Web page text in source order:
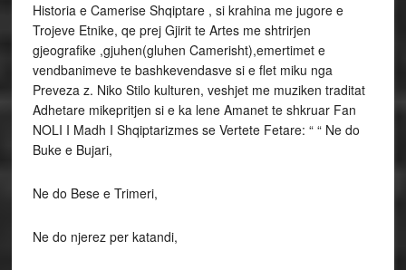
Historia e Camerise Shqiptare , si krahina me jugore e
Trojeve Etnike, qe prej Gjirit te Artes me shtrirjen
gjeografike ,gjuhen(gluhen Camerisht),emertimet e
vendbanimeve te bashkevendasve si e flet miku nga
Preveza z. Niko Stilo kulturen, veshjet me muziken traditat
Adhetare mikepritjen si e ka lene Amanet te shkruar Fan
NOLI I Madh I Shqiptarizmes se Vertete Fetare: “ “ Ne do
Buke e Bujari,
Ne do Bese e Trimeri,
Ne do njerez per katandi,